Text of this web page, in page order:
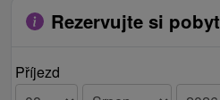
Slovensku.
Rezervujte si pobyt
Příjezd